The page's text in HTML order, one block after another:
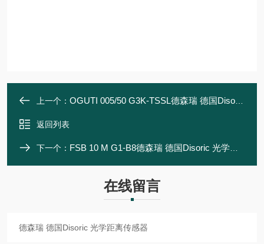
上一个： OGUTI 005/50 G3K-TSSL德森瑞 德国Disoric 光学距离传感器
返回列表
下一个： FSB 10 M G1-B8德森瑞 德国Disoric 光学距离传感器
在线留言